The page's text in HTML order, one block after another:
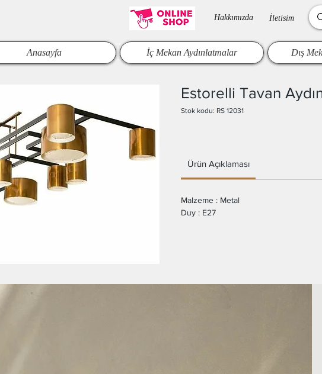
Hakkımızda​ İletisim
Anasayfa İç Mekan Aydınlatmalar Dış
Estorelli Tavan
Stok kodu: RS 12031
Ürün Açıklaması
Malzeme : Metal
Duy : E27